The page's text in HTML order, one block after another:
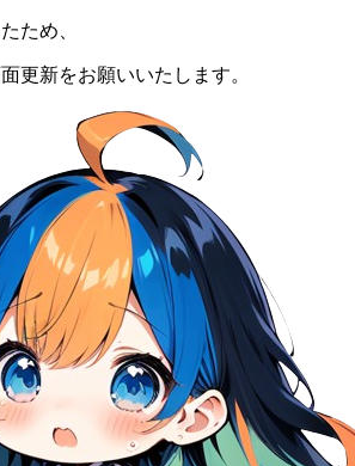
ため、
更新をお願いいたします。